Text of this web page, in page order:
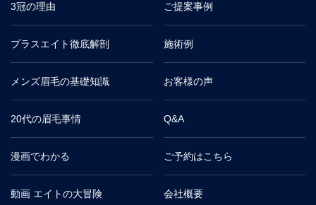
3冠の理由 ご提案事例
プラスエイト徹底解剖 施術例
メンズ眉毛の基礎知識 お客様の声
20代の眉毛事情 Q&A
漫画でわかる ご予約はこちら
動画 エイトの大冒険 会社概要